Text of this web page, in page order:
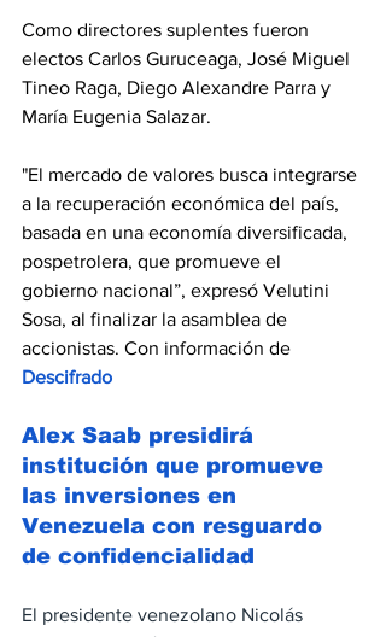
Como directores suplentes fueron
electos Carlos Guruceaga, José Miguel
Tineo Raga, Diego Alexandre Parra y
María Eugenia Salazar.
"El mercado de valores busca integrarse
a la recuperación económica del país,
basada en una economía diversificada,
pospetrolera, que promueve el
gobierno nacional”, expresó Velutini
Sosa, al finalizar la asamblea de
accionistas. Con información de
Descifrado
Alex Saab presidirá
institución que promueve
las inversiones en
Venezuela con resguardo
de confidencialidad
El presidente venezolano Nicolás